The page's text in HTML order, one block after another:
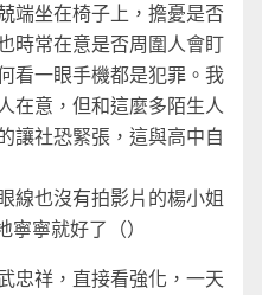
端坐在椅子上，擔憂是否
時常在意是否周圍人會盯
看一眼手機都是犯罪。我
在意，但和這麼多陌生人
讓社恐緊張，這與高中自
線也沒有拍影片的楊小姐
寧寧就好了（）
忠祥，直接看強化，一天